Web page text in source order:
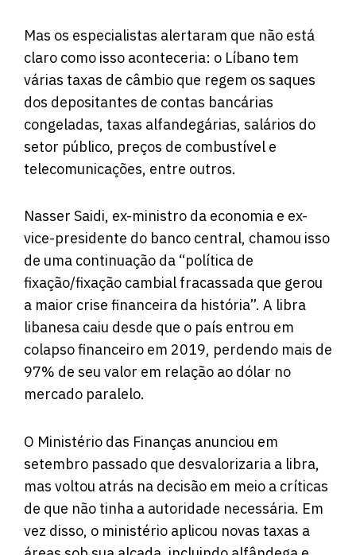
Mas os especialistas alertaram que não está
claro como isso aconteceria: o Líbano tem
várias taxas de câmbio que regem os saques
dos depositantes de contas bancárias
congeladas, taxas alfandegárias, salários do
setor público, preços de combustível e
telecomunicações, entre outros.
Nasser Saidi, ex-ministro da economia e ex-
vice-presidente do banco central, chamou isso
de uma continuação da “política de
fixação/fixação cambial fracassada que gerou
a maior crise financeira da história”. A libra
libanesa caiu desde que o país entrou em
colapso financeiro em 2019, perdendo mais de
97% de seu valor em relação ao dólar no
mercado paralelo.
O Ministério das Finanças anunciou em
setembro passado que desvalorizaria a libra,
mas voltou atrás na decisão em meio a críticas
de que não tinha a autoridade necessária. Em
vez disso, o ministério aplicou novas taxas a